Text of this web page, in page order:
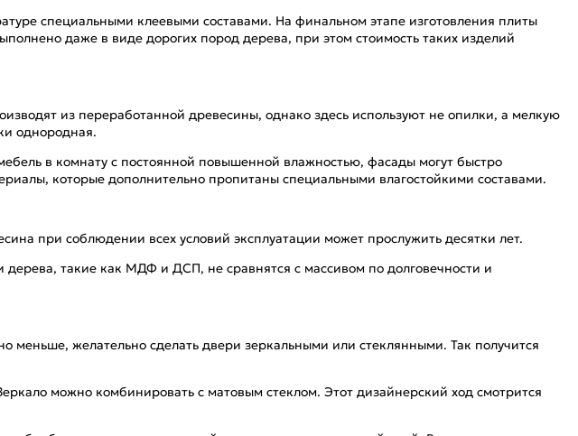
специальными клеевыми составами. На финальном этапе изготовления плиты
даже в виде дорогих пород дерева, при этом стоимость таких изделий
из переработанной древесины, однако здесь используют не опилки, а мелкую
однородная.
в комнату с постоянной повышенной влажностью, фасады могут быстро
которые дополнительно пропитаны специальными влагостойкими составами.
при соблюдении всех условий эксплуатации может прослужить десятки лет.
такие как МДФ и ДСП, не сравнятся с массивом по долговечности и
меньше, желательно сделать двери зеркальными или стеклянными. Так получится
можно комбинировать с матовым стеклом. Этот дизайнерский ход смотрится